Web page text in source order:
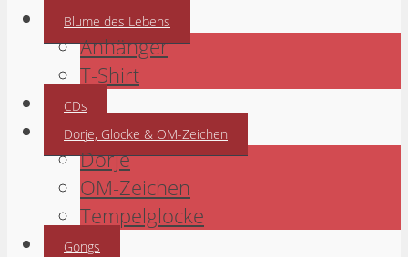
Blume des Lebens
Anhänger
T-Shirt
CDs
Dorje, Glocke & OM-Zeichen
Dorje
OM-Zeichen
Tempelglocke
Gongs